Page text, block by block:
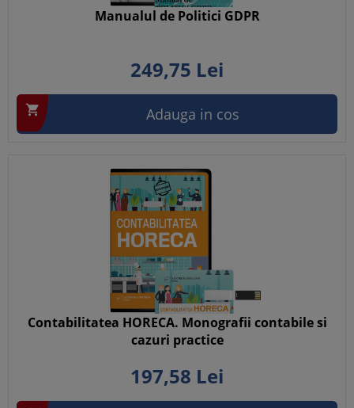
Manualul de Politici GDPR
249,75 Lei
 Adauga in cos
Contabilitatea HORECA. Monografii contabile si
cazuri practice
197,58 Lei